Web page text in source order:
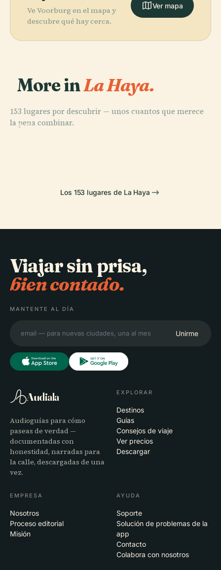
Ve Voorburg en el mapa y
descubre qué hay cerca.
Ver mapa
More inLa Haya.
153 lugares por descubrir — unos cuantos que merece
la pena combinar.
PLACE
PLACE
PLACE
Los 153 lugares de La Haya
Viajar sin prisa,
bien contado.
MANTENTE AL DÍA
Unirme
Audiala
Audioguías para cómo
paseas de verdad —
documentadas con
honestidad, narradas para
la calle, descargadas de una
vez.
EXPLORAR
Destinos
Guías
Consejos de viaje
Ver precios
Descargar
EMPRESA
Nosotros
Proceso editorial
Misión
AYUDA
Soporte
Solución de problemas de la
app
Contacto
Colabora con nosotros